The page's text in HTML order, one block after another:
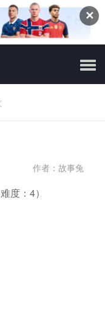
✕
作者：故事兔
度：4）